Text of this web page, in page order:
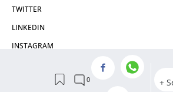
TWITTER
LINKEDIN
INSTAGRAM